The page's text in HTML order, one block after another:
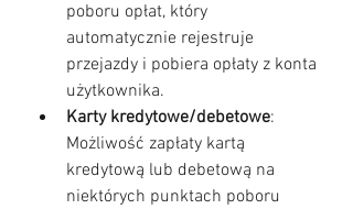
poboru opłat, który
automatycznie rejestruje
przejazdy i pobiera opłaty z konta
użytkownika.
Karty kredytowe/debetowe:
Możliwość zapłaty kartą
kredytową lub debetową na
niektórych punktach poboru